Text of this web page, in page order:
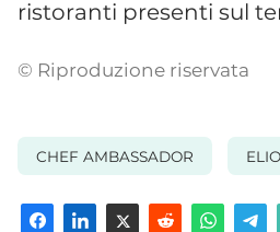
ristoranti presenti sul
© Riproduzione riservata
CHEF AMBASSADOR